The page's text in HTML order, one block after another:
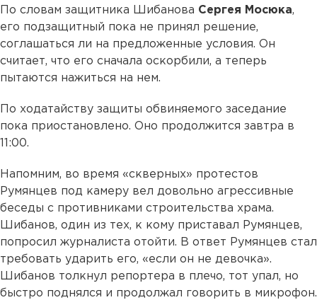
По словам защитника Шибанова Сергея Мосюка,
его подзащитный пока не принял решение,
соглашаться ли на предложенные условия. Он
считает, что его сначала оскорбили, а теперь
пытаются нажиться на нем.
По ходатайству защиты обвиняемого заседание
пока приостановлено. Оно продолжится завтра в
11:00.
Напомним, во время «скверных» протестов
Румянцев под камеру вел довольно агрессивные
беседы с противниками строительства храма.
Шибанов, один из тех, к кому приставал Румянцев,
попросил журналиста отойти. В ответ Румянцев стал
требовать ударить его, «если он не девочка».
Шибанов толкнул репортера в плечо, тот упал, но
быстро поднялся и продолжал говорить в микрофон.